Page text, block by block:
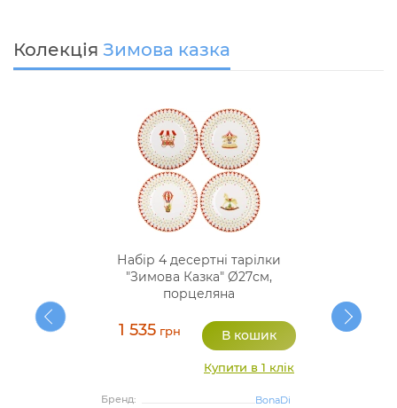
Колекція Зимова казка
Набір 4 десертні тарілки
"Зимова Казка" Ø27см,
порцеляна
1 535 грн
Купити в 1 клік
Бренд:
BonaDi